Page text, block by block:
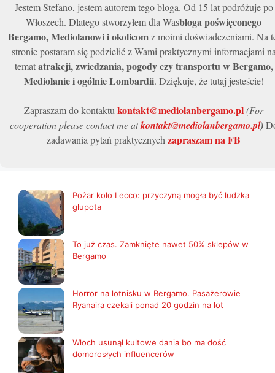
Jestem Stefano, jestem autorem tego bloga. Od 15 lat podróżuje po
Włoszech. Dlatego stworzyłem dla Wasbloga poświęconego
Bergamo, Mediolanowi i okolicomz moimi doświadczeniami. Na
stronie postaram się podzielić z Wami praktycznymi informacjami
tematatrakcji, zwiedzania, pogody czy transportu w Bergamo,
Mediolanie i ogólnie Lombardii. Dziękuje, że tutaj jesteście!
Zapraszam do kontaktukontakt@mediolanbergamo.pl(For
cooperation please contact me atkontakt@mediolanbergamo.pl)
zadawania pytań praktycznychzapraszam na FB
Pożar koło Lecco: przyczyną mogła być ludzka
głupota
To już czas. Zamknięte nawet 50% sklepów w
Bergamo
Horror na lotnisku w Bergamo. Pasażerowie
Ryanaira czekali ponad 20 godzin na lot
Włoch usunął kultowe dania bo ma dość
domorosłych influencerów